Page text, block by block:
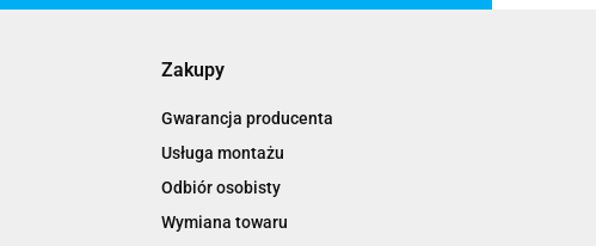
Zakupy
Gwarancja producenta
Usługa montażu
Odbiór osobisty
Wymiana towaru